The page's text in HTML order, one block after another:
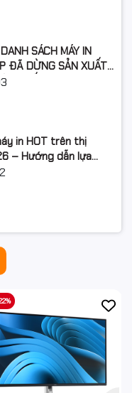
SÁCH MÁY IN
ĐÃ DỪNG SẢN XUẤT:
CẤP 2026
in HOT trên thị
– Hướng dẫn lựa
chi tiết